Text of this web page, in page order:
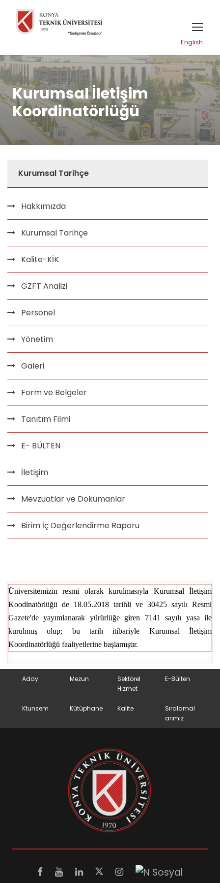
English
Kurumsal İletişim
Koordinatörlüğü
Kurumsal Tarihçe
Hakkımızda
Kurumsal Tarihçe
Kalite-KİK
GZFT Analizi
Personel
Yönetim
Galeri
Form ve Belgeler
Tanıtım Filmi
E- BÜLTEN
İletişim
Mevzuatlar ve Dokümanlar
Birim İç Değerlendirme Raporu
Üniversitemizin resmi olarak kurulmasıyla Kurumsal İletişim
Koodinatörlüğü de 18.05.2018 tarihli ve 30425 sayılı Resmi
Gazete'de yayımlanarak yürürlüğe giren 7141 sayılı yasa ile
kurulmuş olup; bu tarih itibariyle Kurumsal İletişim
Koordinatörlüğü faaliyetlerine başlamıştır.
Aday Mezun
Sektörel
Hizmet
E-Bülten
Ktunsem Kütüphane Kalite
Sıralamal
arımız